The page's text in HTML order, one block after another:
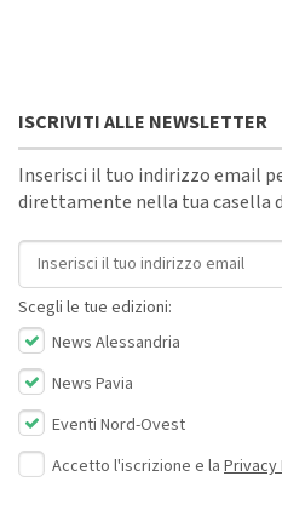
ISCRIVITI ALLE NEWSLETTER
Inserisci il tuo indirizzo email
direttamente nella tua casella
Indirizzo email
Scegli le tue edizioni:
News Alessandria
News Pavia
Eventi Nord-Ovest
Accetto l'iscrizione e la Privacy